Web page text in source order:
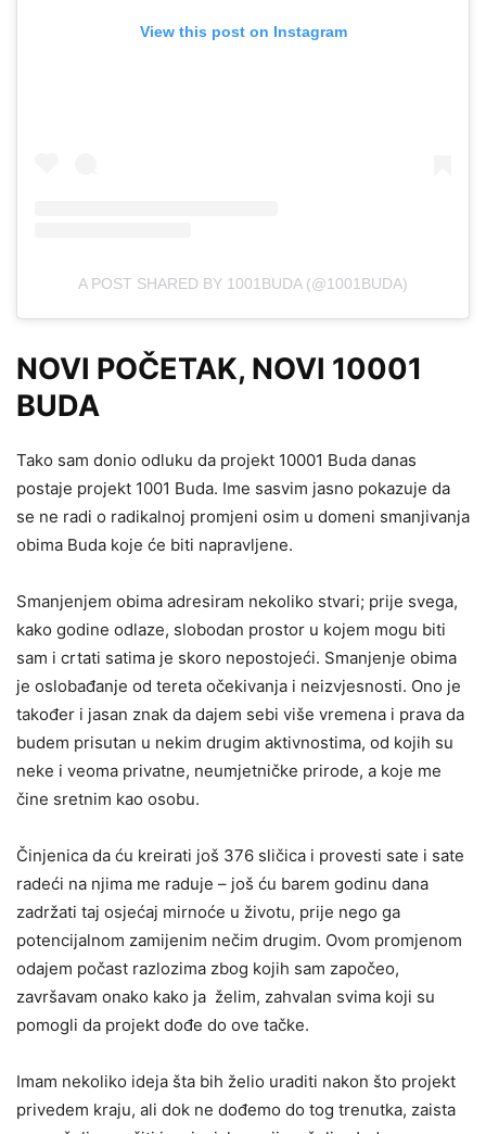
View this post on Instagram
A POST SHARED BY 1001BUDA (@1001BUDA)
NOVI POČETAK, NOVI 10001
BUDA
Tako sam donio odluku da projekt 10001 Buda danas
postaje projekt 1001 Buda. Ime sasvim jasno pokazuje da
se ne radi o radikalnoj promjeni osim u domeni smanjivanja
obima Buda koje će biti napravljene.
Smanjenjem obima adresiram nekoliko stvari; prije svega,
kako godine odlaze, slobodan prostor u kojem mogu biti
sam i crtati satima je skoro nepostojeći. Smanjenje obima
je oslobađanje od tereta očekivanja i neizvjesnosti. Ono je
također i jasan znak da dajem sebi više vremena i prava da
budem prisutan u nekim drugim aktivnostima, od kojih su
neke i veoma privatne, neumjetničke prirode, a koje me
čine sretnim kao osobu.
Činjenica da ću kreirati još 376 sličica i provesti sate i sate
radeći na njima me raduje – još ću barem godinu dana
zadržati taj osjećaj mirnoće u životu, prije nego ga
potencijalnom zamijenim nečim drugim. Ovom promjenom
odajem počast razlozima zbog kojih sam započeo,
završavam onako kako ja želim, zahvalan svima koji su
pomogli da projekt dođe do ove tačke.
Imam nekoliko ideja šta bih želio uraditi nakon što projekt
privedem kraju, ali dok ne dođemo do tog trenutka, zaista